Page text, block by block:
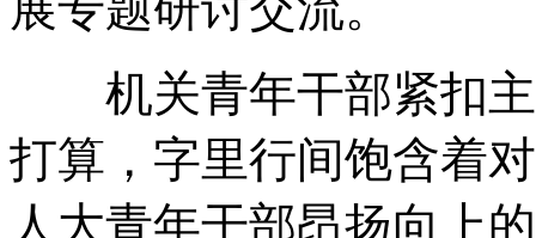
机关青年干部紧扣主
打算，字里行间饱含着
人大青年干部昂扬向上